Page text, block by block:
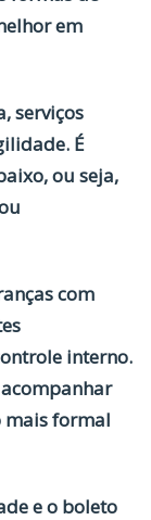
em
serviços
É
ou seja,
com
interno.
mais formal
e o boleto